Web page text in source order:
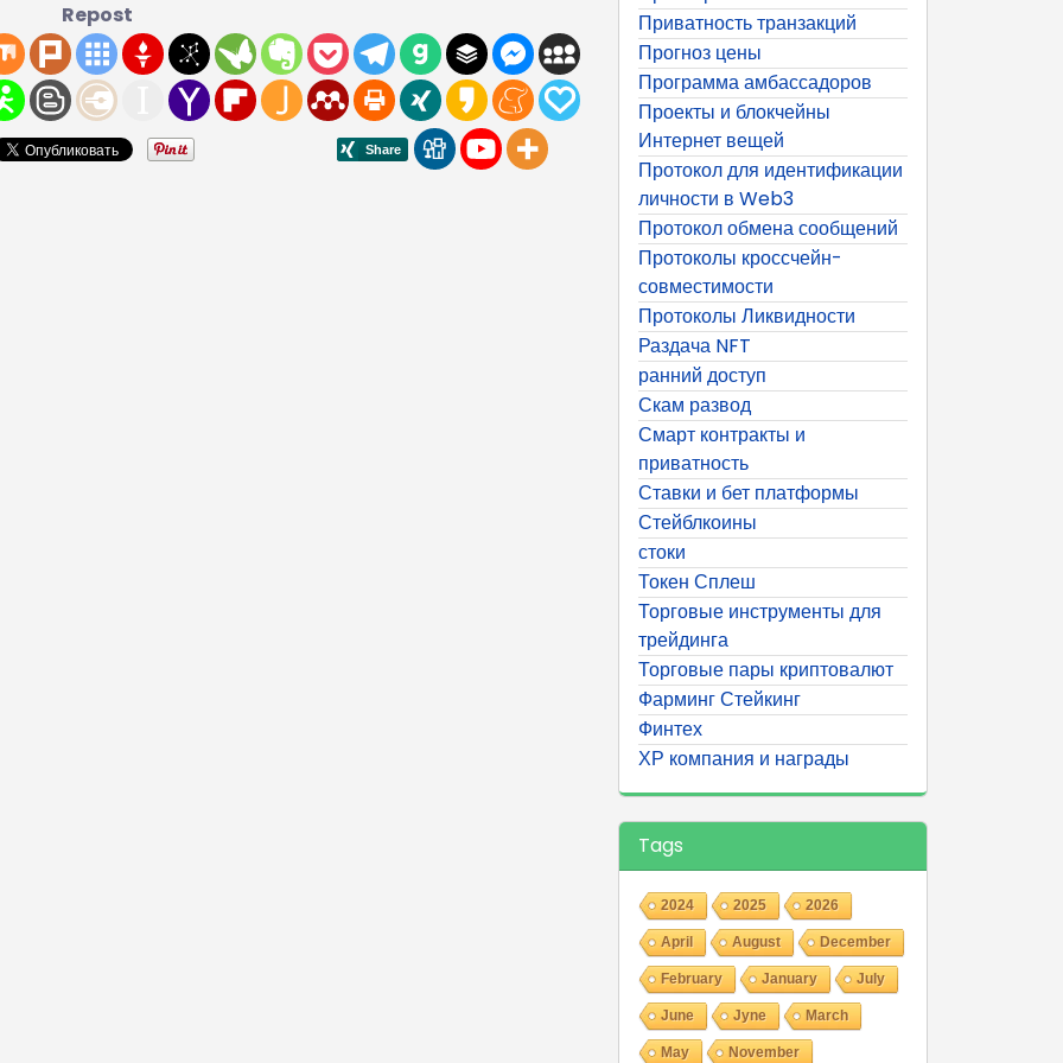
Repost
Приватность транзакций
Прогноз цены
Программа амбассадоров
Проекты и блокчейны
Интернет вещей
Протокол для идентификации
личности в Web3
Протокол обмена сообщений
Протоколы кроссчейн-
совместимости
Протоколы Ликвидности
Раздача NFT
ранний доступ
Скам развод
Смарт контракты и
приватность
Ставки и бет платформы
Стейблкоины
стоки
Токен Сплеш
Торговые инструменты для
трейдинга
Торговые пары криптовалют
Фарминг Стейкинг
Финтех
ХР компания и награды
Tags
2024 2025 2026
April August December
February January July
June Jyne March
May November